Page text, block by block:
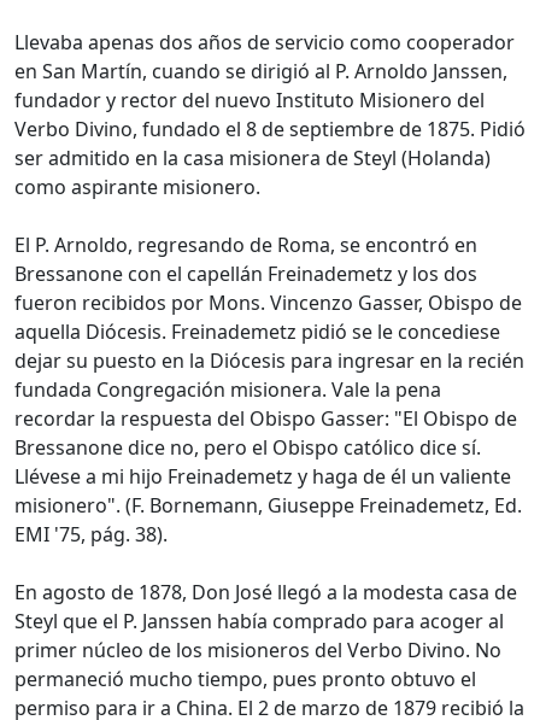
Llevaba apenas dos años de servicio como cooperador
en San Martín, cuando se dirigió al P. Arnoldo Janssen,
fundador y rector del nuevo Instituto Misionero del
Verbo Divino, fundado el 8 de septiembre de 1875. Pidió
ser admitido en la casa misionera de Steyl (Holanda)
como aspirante misionero.
El P. Arnoldo, regresando de Roma, se encontró en
Bressanone con el capellán Freinademetz y los dos
fueron recibidos por Mons. Vincenzo Gasser, Obispo de
aquella Diócesis. Freinademetz pidió se le concediese
dejar su puesto en la Diócesis para ingresar en la recién
fundada Congregación misionera. Vale la pena
recordar la respuesta del Obispo Gasser: "El Obispo de
Bressanone dice no, pero el Obispo católico dice sí.
Llévese a mi hijo Freinademetz y haga de él un valiente
misionero". (F. Bornemann, Giuseppe Freinademetz, Ed.
EMI '75, pág. 38).
En agosto de 1878, Don José llegó a la modesta casa de
Steyl que el P. Janssen había comprado para acoger al
primer núcleo de los misioneros del Verbo Divino. No
permaneció mucho tiempo, pues pronto obtuvo el
permiso para ir a China. El 2 de marzo de 1879 recibió la